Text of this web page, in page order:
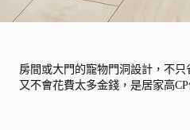
房間或大門的寵物門洞設計，不
又不會花費太多金錢，是居家高CP